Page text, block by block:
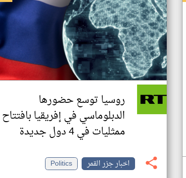
روسيا توسع حضورها
الدبلوماسي في إفريقيا بافتتاح
ممثليات في 4 دول جديدة
اخبار جزر القمر
Politics